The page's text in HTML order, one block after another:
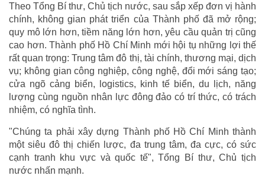
Theo Tổng Bí thư, Chủ tịch nước, sau sắp xếp đơn vị hành
chính, không gian phát triển của Thành phố đã mở rộng;
quy mô lớn hơn, tiềm năng lớn hơn, yêu cầu quản trị cũng
cao hơn. Thành phố Hồ Chí Minh mới hội tụ những lợi thế
rất quan trọng: Trung tâm đô thị, tài chính, thương mại, dịch
vụ; không gian công nghiệp, công nghệ, đổi mới sáng tạo;
cửa ngõ cảng biển, logistics, kinh tế biển, du lịch, năng
lượng cùng nguồn nhân lực đông đảo có trí thức, có trách
nhiệm, có nghĩa tình.
"Chúng ta phải xây dựng Thành phố Hồ Chí Minh thành
một siêu đô thị chiến lược, đa trung tâm, đa cực, có sức
cạnh tranh khu vực và quốc tế", Tổng Bí thư, Chủ tịch
nước nhấn mạnh.